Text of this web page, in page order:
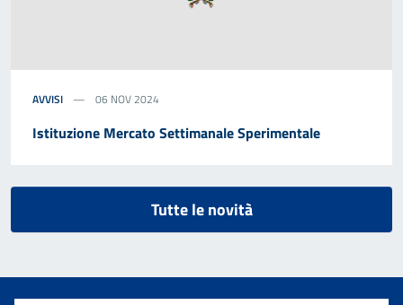
AVVISI 06 NOV 2024
Istituzione Mercato Settimanale Sperimentale
Tutte le novità